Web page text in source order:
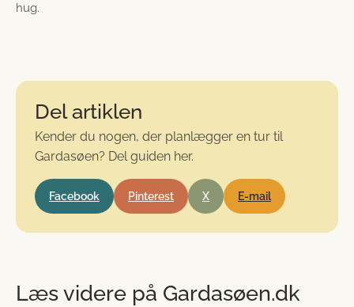
hug.
Del artiklen
Kender du nogen, der planlægger en tur til
Gardasøen? Del guiden her.
Facebook Pinterest X E-mail
Læs videre på Gardasøen.dk